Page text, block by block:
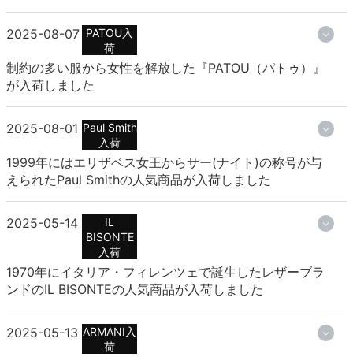
2025-08-07 PATOU入
荷
制約の多い服から女性を解放した『PATOU（パトゥ）』
が入荷しました
2025-08-01 Paul Smith
入荷
1999年にはエリザベス女王からサー(ナイト)の称号が与
えられたPaul Smithの人気商品が入荷しました
2025-05-14
IL
BISONTE
入荷
1970年にイタリア・フィレンツェで誕生したレザーブラ
ンドのIL BISONTEの人気商品が入荷しました
2025-05-13 ARMANI入
荷